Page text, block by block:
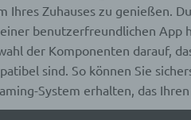
Ihres Zuhauses zu genießen.
benutzerfreundlichen App
der Komponenten darauf,
sind. So können Sie
System erhalten, das